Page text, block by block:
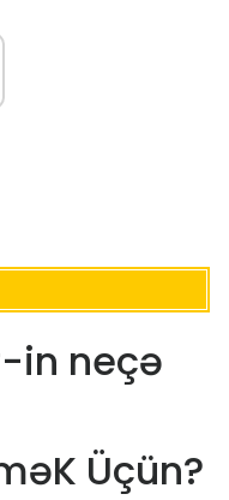
in neçə
Üçün?